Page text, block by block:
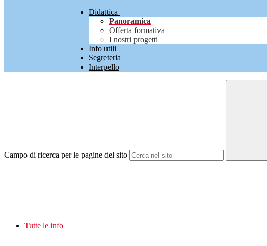
Didattica
Panoramica
Offerta formativa
I nostri progetti
Info utili
Segreteria
Interpello
Campo di ricerca per le pagine del sito
Tutte le info